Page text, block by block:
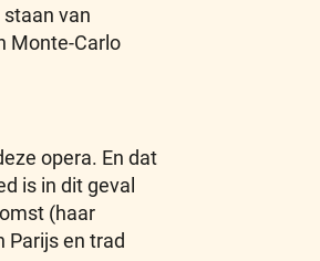
van
Monte-Carlo
opera. En dat
is in dit geval
(haar
Parijs en trad